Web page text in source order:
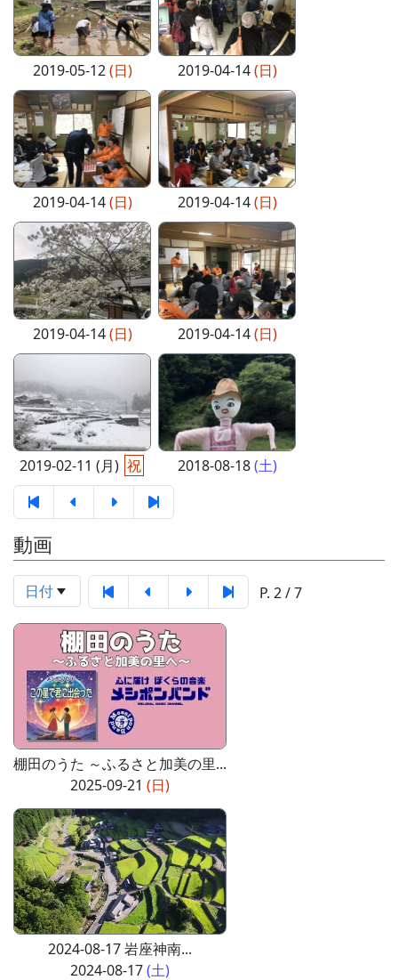
2019-05-12(日) 2019-04-14(日)
2019-04-14(日) 2019-04-14(日)
2019-04-14(日) 2019-04-14(日)
2019-02-11 (月) 祝 2018-08-18(土)
動画
日付 P. 2 / 7
棚田のうた ～ふるさと加美の里...
2025-09-21 (日)
2024-08-17 岩座神南...
2024-08-17(土)